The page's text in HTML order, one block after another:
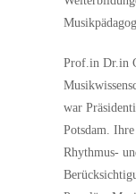
Prof.in Dr.in
war
Potsdam.
Rhythmus-